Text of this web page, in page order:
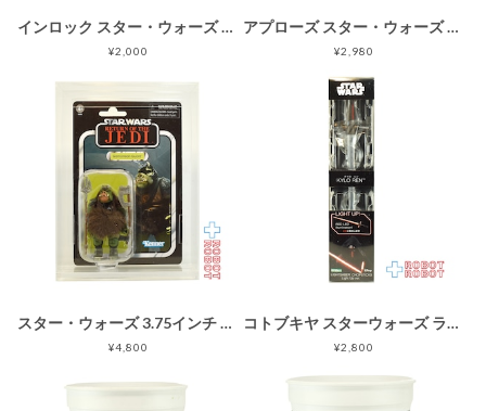
インロック スター・ウォーズ マンダロリアン・アンド・グローグー ベスカー キーホルダー 未開封
¥2,000
アプローズ スター・ウォーズ エピソード1 3D マグネット セット 未開封
¥2,980
スター・ウォーズ 3.75インチ ベーシックアクションフィギュア用アクリル ディスプレイプロテクトケース
¥4,800
コトブキヤ スターウォーズ ライトセイバー チョップスティック カイロ・レン ライトアップ Ver. 未開封
¥2,800